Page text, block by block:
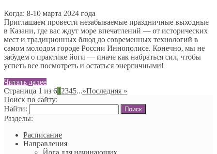
Когда: 8-10 марта 2024 года
Приглашаем провести незабываемые праздничные выходные
в Казани, где вас ждут море впечатлений — от исторических
мест и традиционных блюд до современных технологий в
самом молодом городе России Иннополисе. Конечно, мы не
забудем о практике йоги — иначе как набраться сил, чтобы
успеть все посмотреть и остаться энергичными!
Читать далее
Страница 1 из 61 2345...»Последняя »
Поиск по сайту:
Найти:
Разделы:
Расписание
Направления
Йога для начинающих